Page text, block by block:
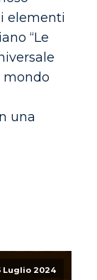
elementi
“Le
mondo
una
Luglio 2024